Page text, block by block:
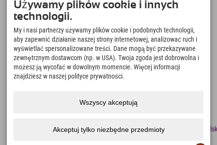
Czas na chwile odkrywcy
166
Jeziora górskie i baseny
rekreacyjne
4.634km
Stoki do jazdy na nartach i
snowboardzie
8.991km
Szlaki do pieszych
wędrówek i wspinaczki
97%
Dostępność naciskać Certyfikaty
Używamy plików cookie i innych
technologii.
My i nasi partnerzy używamy plików cookie i podobnych technologii,
aby zapewnić działanie naszej strony internetowej, analizować ruch i
wyświetlać spersonalizowane treści. Dane mogą być przekazywane
zewnętrznym dostawcom (np. w USA). Twoja zgoda jest dobrowolna i
możesz ją wycofać w dowolnym momencie. Więcej informacji
znajdziesz w naszej polityce prywatności.
Wszyscy akceptują
Akceptuj tylko niezbędne przedmioty